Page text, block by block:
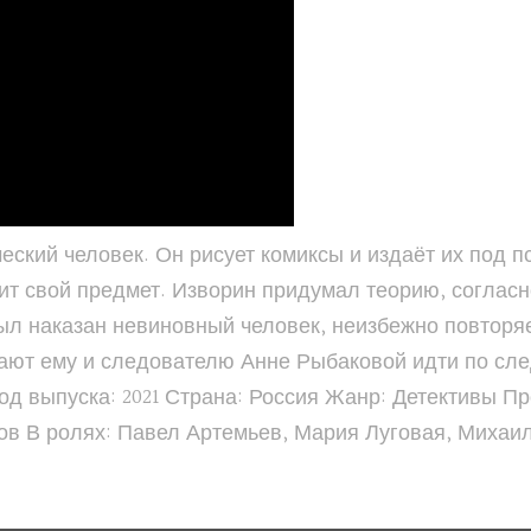
человек. Он рисует комиксы и издаёт их под
свой предмет. Изворин придумал теорию,
наказан невиновный человек, неизбежно
ему и следователю Анне Рыбаковой идти по
выпуска: 2021 Страна: Россия Жанр: Детективы
В ролях: Павел Артемьев, Мария Луговая,